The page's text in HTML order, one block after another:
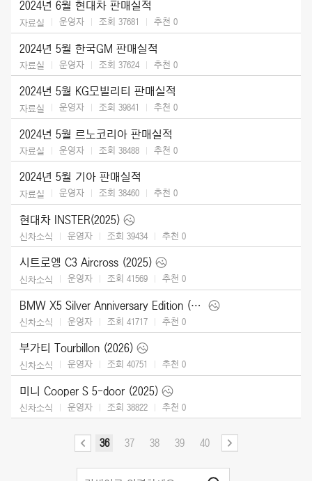
2024년 6월 현대차 판매실적
자료실 운영자 조회 37681 추천 0
2024년 5월 한국GM 판매실적
자료실 운영자 조회 37624 추천 0
2024년 5월 KG모빌리티 판매실적
자료실 운영자 조회 39841 추천 0
2024년 5월 르노코리아 판매실적
자료실 운영자 조회 38488 추천 0
2024년 5월 기아 판매실적
자료실 운영자 조회 38460 추천 0
현대차 INSTER(2025)
신차소식 운영자 조회 39434 추천 0
시트로엥 C3 Aircross (2025)
신차소식 운영자 조회 41569 추천 0
BMW X5 Silver Anniversary Edition (2024)
신차소식 운영자 조회 41717 추천 0
부가티 Tourbillon (2026)
신차소식 운영자 조회 40751 추천 0
미니 Cooper S 5-door (2025)
신차소식 운영자 조회 38822 추천 0
36 37 38 39 40